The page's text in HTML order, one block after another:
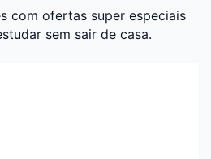
com ofertas super especiais
sem sair de casa.